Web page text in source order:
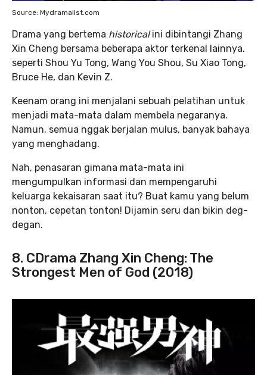
Source: Mydramalist.com
Drama yang bertema historicalini dibintangi Zhang
Xin Cheng bersama beberapa aktor terkenal lainnya.
seperti Shou Yu Tong, Wang You Shou, Su Xiao Tong,
Bruce He, dan Kevin Z.
Keenam orang ini menjalani sebuah pelatihan untuk
menjadi mata-mata dalam membela negaranya.
Namun, semua nggak berjalan mulus, banyak bahaya
yang menghadang.
Nah, penasaran gimana mata-mata ini
mengumpulkan informasi dan mempengaruhi
keluarga kekaisaran saat itu? Buat kamu yang belum
nonton, cepetan tonton! Dijamin seru dan bikin deg-
degan.
8. CDrama Zhang Xin Cheng: The
Strongest Men of God (2018)